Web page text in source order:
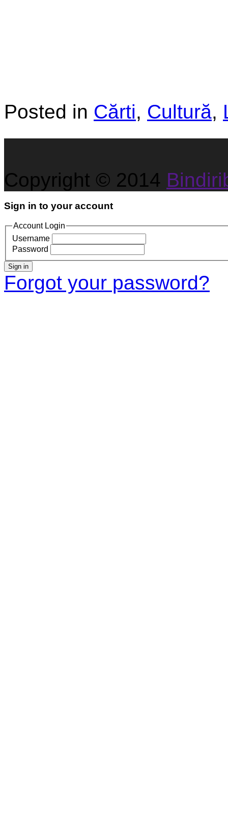
Posted in Cărti, Cultură,
Copyright © 2014
Sign in to your account
Account Login
Username
Password
Sign in
Forgot your password?